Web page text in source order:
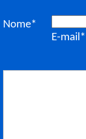
Nome*
E-mail*